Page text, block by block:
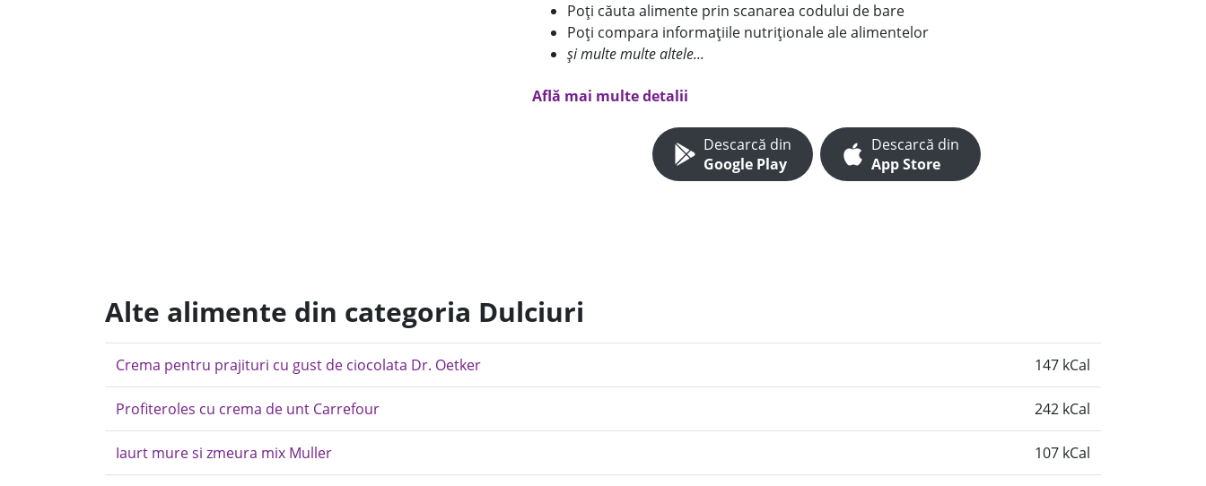
Poți căuta alimente prin scanarea codului de bare
Poți compara informațiile nutriționale ale alimentelor
și multe multe altele...
Află mai multe detalii
Descarcă din
Google Play
Descarcă din
App Store
Alte alimente din categoria Dulciuri
Crema pentru prajituri cu gust de ciocolata Dr. Oetker 147 kCal
Profiteroles cu crema de unt Carrefour 242 kCal
Iaurt mure si zmeura mix Muller 107 kCal